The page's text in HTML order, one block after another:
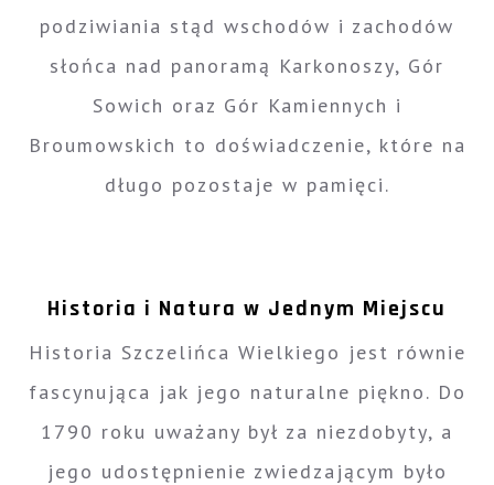
podziwiania stąd wschodów i zachodów
słońca nad panoramą Karkonoszy, Gór
Sowich oraz Gór Kamiennych i
Broumowskich to doświadczenie, które na
długo pozostaje w pamięci.
Historia i Natura w Jednym Miejscu
Historia Szczelińca Wielkiego jest równie
fascynująca jak jego naturalne piękno. Do
1790 roku uważany był za niezdobyty, a
jego udostępnienie zwiedzającym było